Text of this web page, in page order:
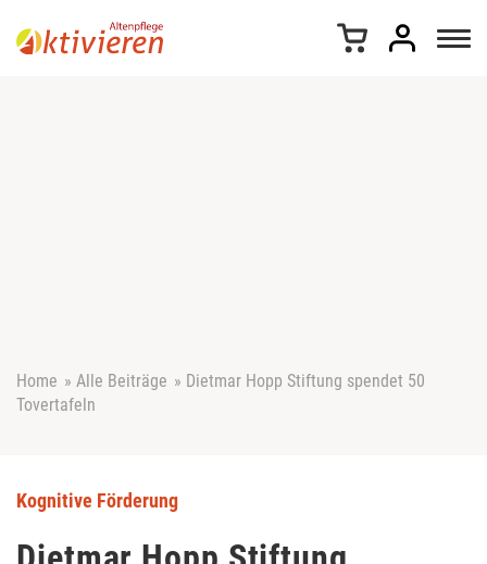
Home » Alle Beiträge » Dietmar Hopp Stiftung spendet 50
Tovertafeln
Kognitive Förderung